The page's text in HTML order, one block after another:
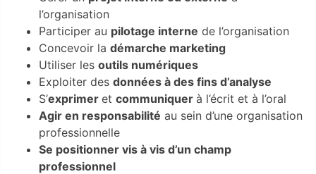
l’organisation
Participer au pilotage interne de l’organisation
Concevoir la démarche marketing
Utiliser les outils numériques
Exploiter des données à des fins d’analyse
S’exprimer et communiquer à l’écrit et à l’oral
Agir en responsabilité au sein d’une organisation
professionnelle
Se positionner vis à vis d’un champ
professionnel